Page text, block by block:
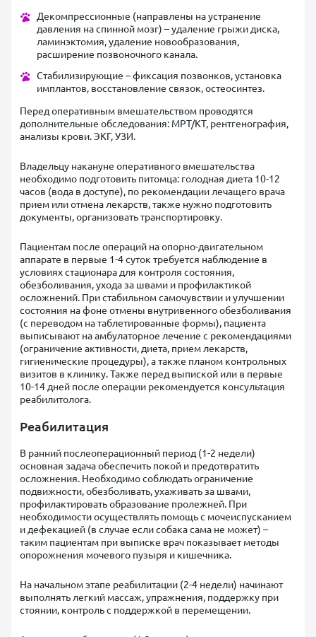
Декомпрессионные (направлены на устранение
давления на спинной мозг) – удаление грыжи диска,
ламинэктомия, удаление новообразования,
расширение позвоночного канала.
Стабилизирующие – фиксация позвонков, установка
имплантов, восстановление связок, остеосинтез.
Перед оперативным вмешательством проводятся
дополнительные обследования: МРТ/КТ, рентгенография,
анализы крови. ЭКГ, УЗИ.
Владельцу накануне оперативного вмешательства
необходимо подготовить питомца: голодная диета 10-12
часов (вода в доступе), по рекомендации лечащего врача
прием или отмена лекарств, также нужно подготовить
документы, организовать транспортировку.
Пациентам после операций на опорно-двигательном
аппарате в первые 1-4 суток требуется наблюдение в
условиях стационара для контроля состояния,
обезболивания, ухода за швами и профилактикой
осложнений. При стабильном самочувствии и улучшении
состояния на фоне отмены внутривенного обезболивания
(с переводом на таблетированные формы), пациента
выписывают на амбулаторное лечение с рекомендациями
(ограничение активности, диета, прием лекарств,
гигиенические процедуры), а также планом контрольных
визитов в клинику. Также перед выпиской или в первые
10-14 дней после операции рекомендуется консультация
реабилитолога.
Реабилитация
В ранний послеоперационный период (1-2 недели)
основная задача обеспечить покой и предотвратить
осложнения. Необходимо соблюдать ограничение
подвижности, обезболивать, ухаживать за швами,
профилактировать образование пролежней. При
необходимости осуществлять помощь с мочеиспусканием
и дефекацией (в случае если собака сама не может) –
таким пациентам при выписке врач показывает методы
опорожнения мочевого пузыря и кишечника.
На начальном этапе реабилитации (2-4 недели) начинают
выполнять легкий массаж, упражнения, поддержку при
стоянии, контроль с поддержкой в перемещении.